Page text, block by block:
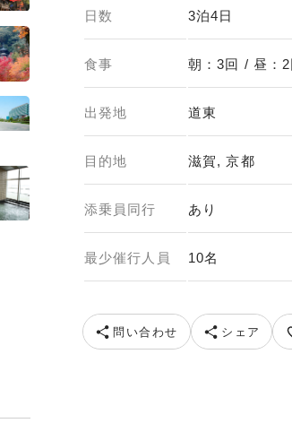
日数 3泊4日
食事 朝：3回 / 昼：
出発地 道東
目的地 滋賀, 京都
添乗員同行 あり
最少催行人員 10名
問い合わせ シェア